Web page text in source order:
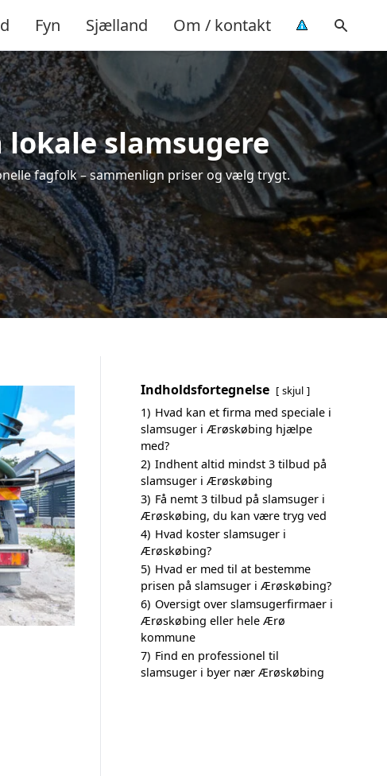
Fyn Sjælland Om / kontakt
slamsugere
fagfolk – sammenlign priser og vælg trygt.
Indholdsfortegnelse skjul
1) Hvad kan et firma med speciale i
slamsuger i Ærøskøbing hjælpe
med?
2) Indhent altid mindst 3 tilbud på
slamsuger i Ærøskøbing
3) Få nemt 3 tilbud på slamsuger i
Ærøskøbing, du kan være tryg ved
4) Hvad koster slamsuger i
Ærøskøbing?
5) Hvad er med til at bestemme
prisen på slamsuger i Ærøskøbing?
6) Oversigt over slamsugerfirmaer i
Ærøskøbing eller hele Ærø
kommune
7) Find en professionel til
slamsuger i byer nær Ærøskøbing